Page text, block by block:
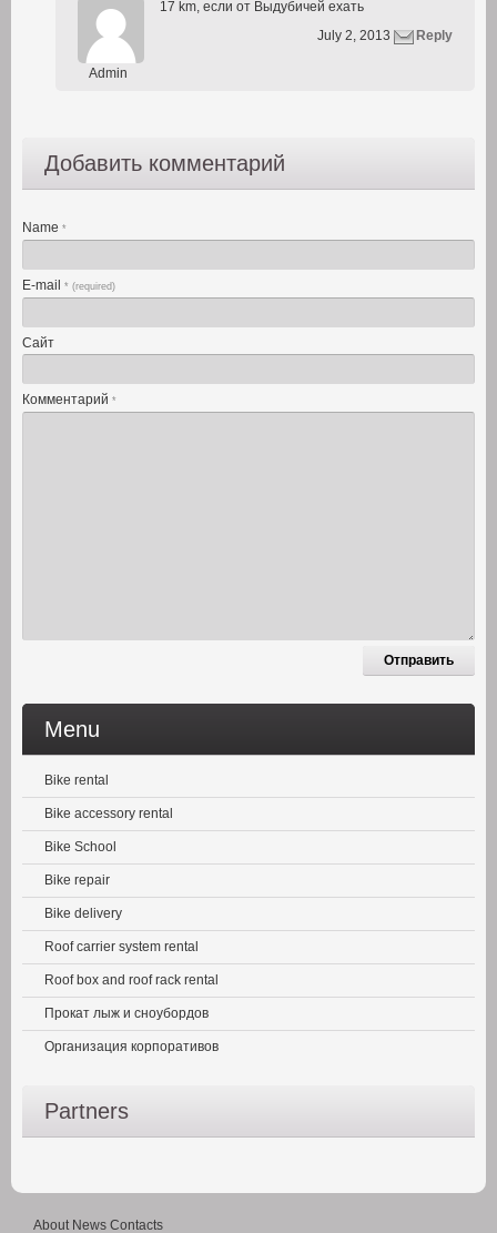
17 km, если от Выдубичей ехать
July 2, 2013
Admin
Reply
Добавить комментарий
Name *
E-mail * (required)
Сайт
Комментарий *
Menu
Bike rental
Bike accessory rental
Bike School
Bike repair
Bike delivery
Roof carrier system rental
Roof box and roof rack rental
Прокат лыж и сноубордов
Организация корпоративов
Partners
About News Contacts